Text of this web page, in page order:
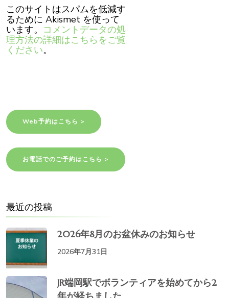
このサイトはスパムを低減す
るために Akismet を使って
います。 コメントデータの処
理方法の詳細はこちらをご覧
ください。
Web予約はこちら >
お電話でのご予約はこちら >
最近の投稿
2026年8月のお盆休みのお知らせ
2026年7月31日
JR端岡駅でボランティアを始めてから2
年が経ちました